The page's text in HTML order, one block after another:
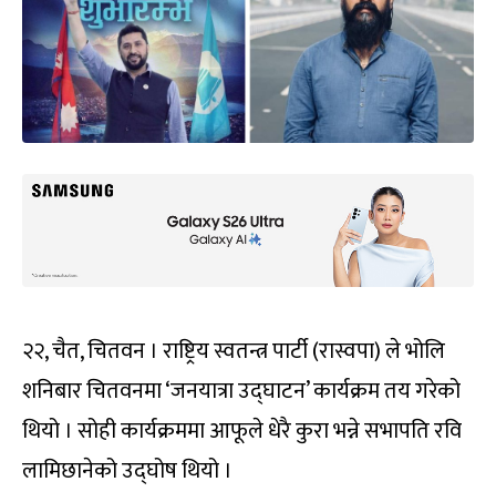
२२, चैत, चितवन । राष्ट्रिय स्वतन्त्र पार्टी (रास्वपा) ले भोलि
शनिबार चितवनमा ‘जनयात्रा उद्घाटन’ कार्यक्रम तय गरेको
थियो । सोही कार्यक्रममा आफूले धेरै कुरा भन्ने सभापति रवि
लामिछानेको उद्घोष थियो ।